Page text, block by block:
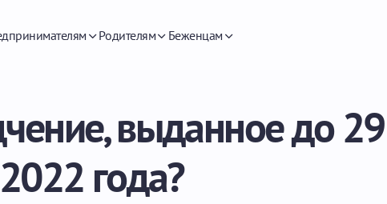
Родителям Беженцам
выданное до 29
года?